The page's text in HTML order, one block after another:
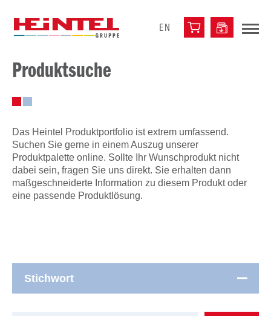
EN
Produktsuche
Das Heintel Produktportfolio ist extrem umfassend.
Suchen Sie gerne in einem Auszug unserer
Produktpalette online. Sollte Ihr Wunschprodukt nicht
dabei sein, fragen Sie uns direkt. Sie erhalten dann
maßgeschneiderte Information zu diesem Produkt oder
eine passende Produktlösung.
Stichwort